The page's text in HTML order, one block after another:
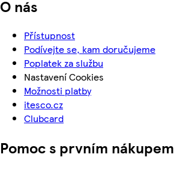
O nás
Přístupnost
Podívejte se, kam doručujeme
Poplatek za službu
Nastavení Cookies
Možnosti platby
itesco.cz
Clubcard
Pomoc s prvním nákupem